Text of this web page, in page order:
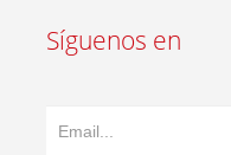
Síguenos en